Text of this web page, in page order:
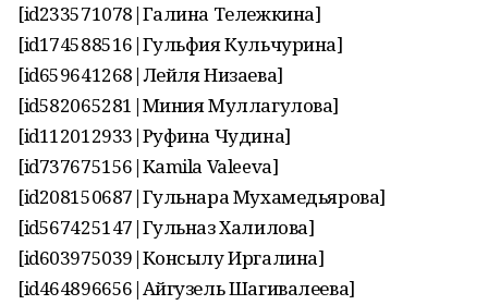
[id233571078|Галина Тележкина]
[id174588516|Гульфия Кульчурина]
[id659641268|Лейля Низаева]
[id582065281|Миния Муллагулова]
[id112012933|Руфина Чудина]
[id737675156|Kamila Valeeva]
[id208150687|Гульнара Мухамедьярова]
[id567425147|Гульназ Халилова]
[id603975039|Консылу Иргалина]
[id464896656|Айгузель Шагивалеева]